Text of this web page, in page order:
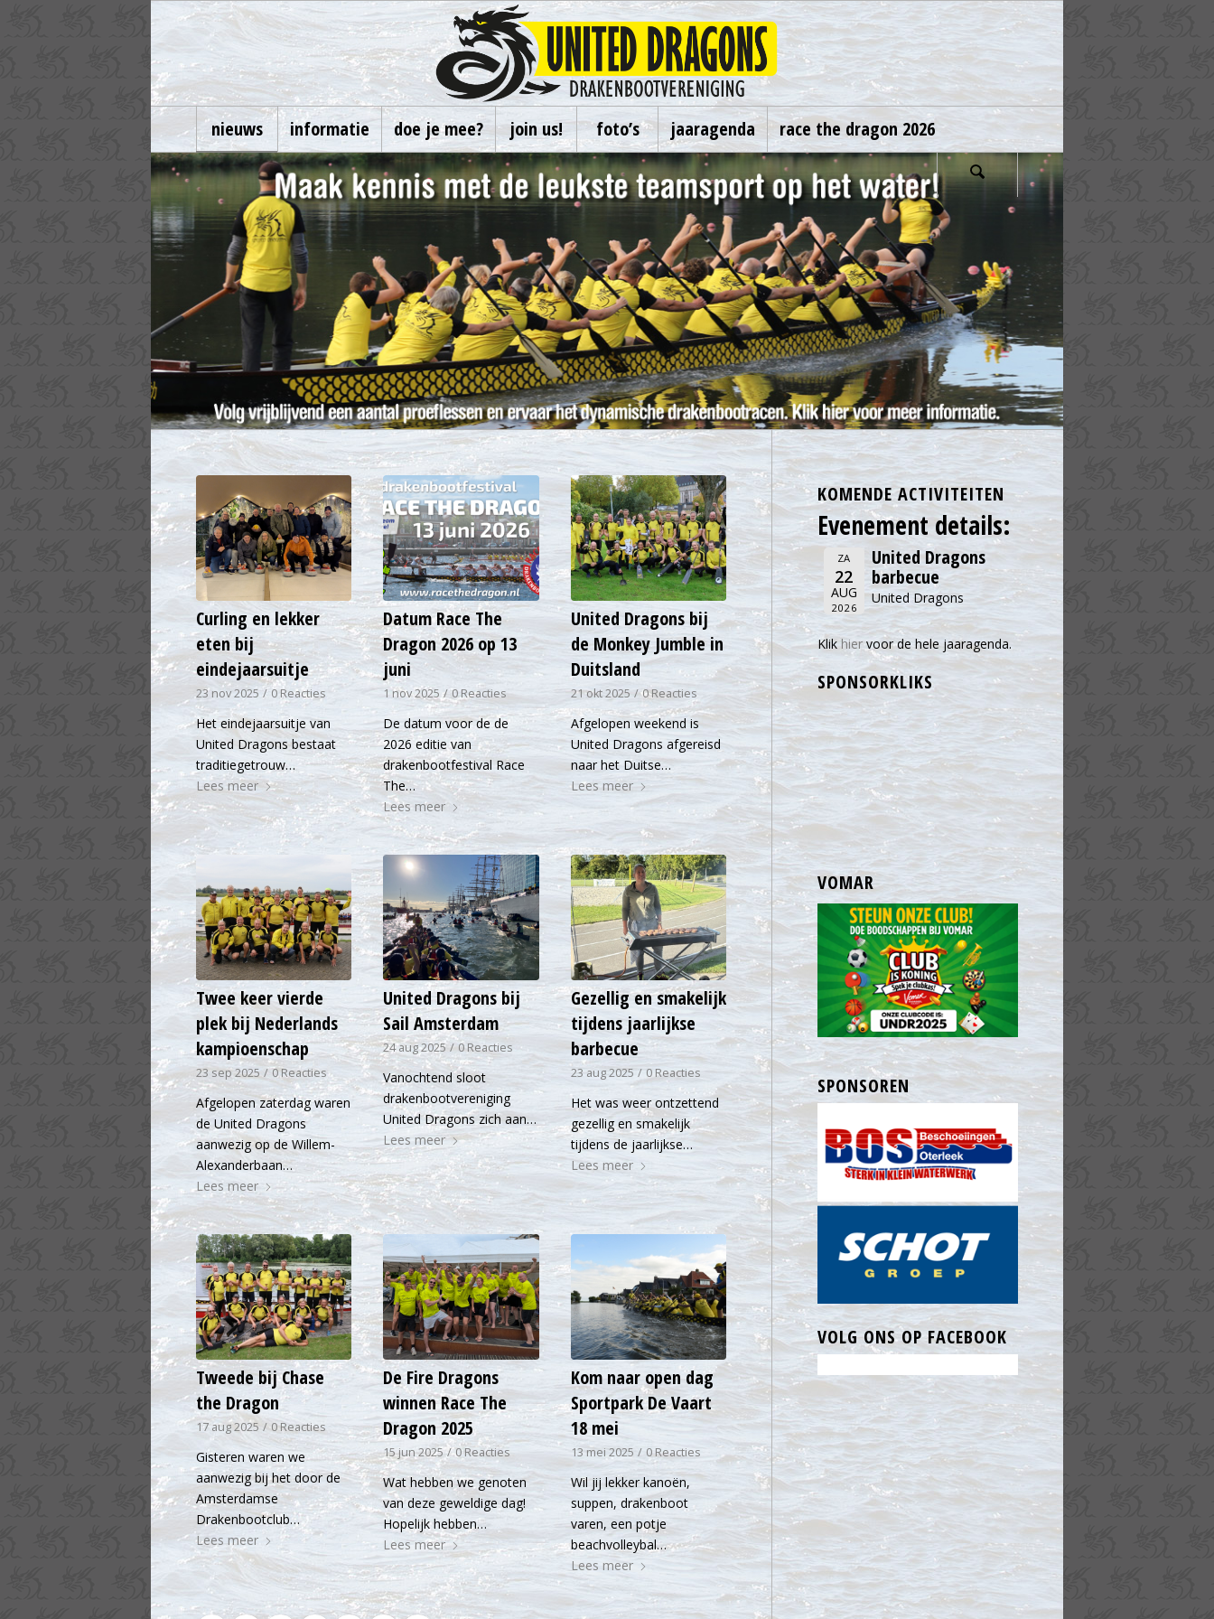
nieuws informatie doe je mee? join us! foto’s jaaragenda race the dragon 2026
Curling en lekker
eten bij
eindejaarsuitje
23 nov 2025 / 0 Reacties
Het eindejaarsuitje van
United Dragons bestaat
traditiegetrouw…
Lees meer
Datum Race The
Dragon 2026 op 13
juni
1 nov 2025 / 0 Reacties
De datum voor de de
2026 editie van
drakenbootfestival Race
The…
Lees meer
United Dragons bij
de Monkey Jumble in
Duitsland
21 okt 2025 / 0 Reacties
Afgelopen weekend is
United Dragons afgereisd
naar het Duitse…
Lees meer
Twee keer vierde
plek bij Nederlands
kampioenschap
23 sep 2025 / 0 Reacties
Afgelopen zaterdag waren
de United Dragons
aanwezig op de Willem-
Alexanderbaan…
Lees meer
United Dragons bij
Sail Amsterdam
24 aug 2025 / 0 Reacties
Vanochtend sloot
drakenbootvereniging
United Dragons zich aan…
Lees meer
Gezellig en smakelijk
tijdens jaarlijkse
barbecue
23 aug 2025 / 0 Reacties
Het was weer ontzettend
gezellig en smakelijk
tijdens de jaarlijkse…
Lees meer
Tweede bij Chase
the Dragon
17 aug 2025 / 0 Reacties
Gisteren waren we
aanwezig bij het door de
Amsterdamse
Drakenbootclub…
Lees meer
De Fire Dragons
winnen Race The
Dragon 2025
15 jun 2025 / 0 Reacties
Wat hebben we genoten
van deze geweldige dag!
Hopelijk hebben…
Lees meer
Kom naar open dag
Sportpark De Vaart
18 mei
13 mei 2025 / 0 Reacties
Wil jij lekker kanoën,
suppen, drakenboot
varen, een potje
beachvolleybal…
Lees meer
KOMENDE ACTIVITEITEN
Evenement details:
ZA
22
AUG
2026
United Dragons
barbecue
United Dragons
Klik hiervoor de hele jaaragenda.
SPONSORKLIKS
VOMAR
SPONSOREN
VOLG ONS OP FACEBOOK